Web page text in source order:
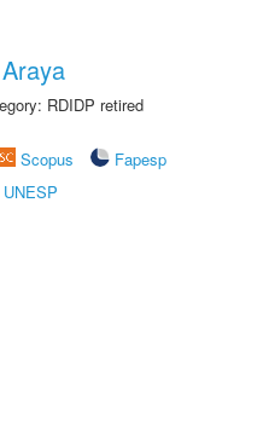
RDIDP retired
Scopus
Fapesp